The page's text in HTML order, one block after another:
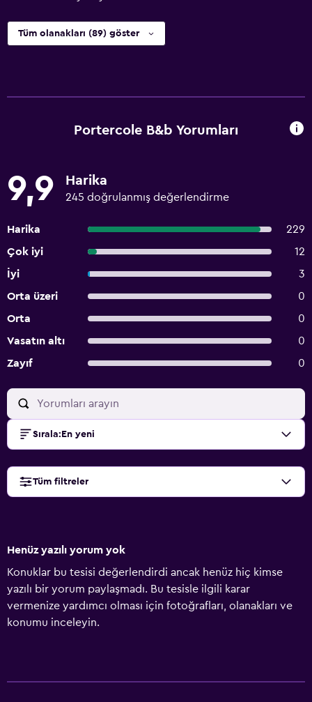
Tüm olanakları (89) göster
Portercole B&b Yorumları
9,9 Harika
245 doğrulanmış değerlendirme
Harika
229
Çok iyi
12
İyi
3
Orta üzeri
0
Orta
0
Vasatın altı
0
Zayıf
0
Sırala: En yeni
Tüm filtreler
Henüz yazılı yorum yok
Konuklar bu tesisi değerlendirdi ancak henüz hiç kimse
yazılı bir yorum paylaşmadı. Bu tesisle ilgili karar
vermenize yardımcı olması için fotoğrafları, olanakları ve
konumu inceleyin.